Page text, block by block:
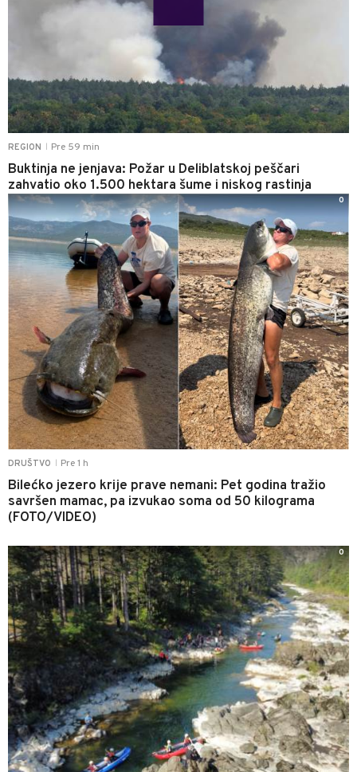
REGION Pre 59 min
Buktinja ne jenjava: Požar u Deliblatskoj peščari
zahvatio oko 1.500 hektara šume i niskog rastinja
DRUŠTVO Pre 1 h
Bilećko jezero krije prave nemani: Pet godina tražio
savršen mamac, pa izvukao soma od 50 kilograma
(FOTO/VIDEO)
0
0